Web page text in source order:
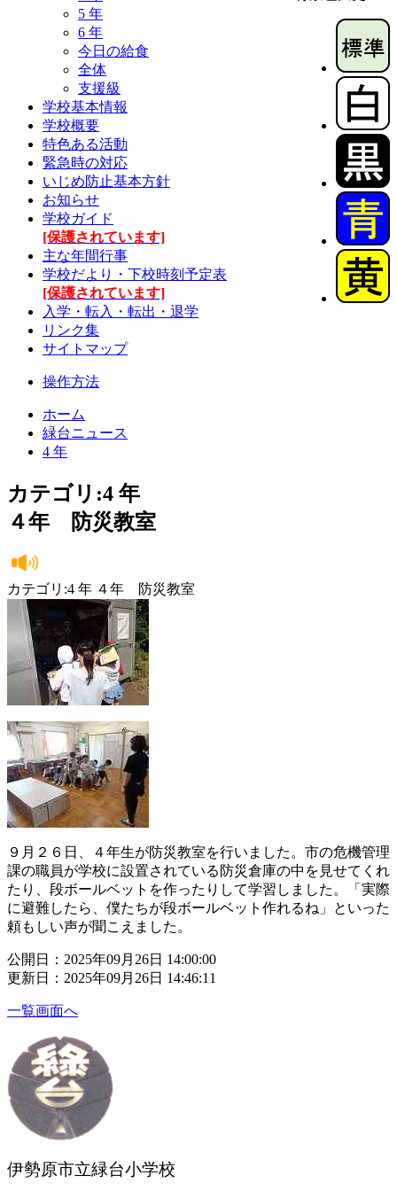
5 年
6 年
今日の給食
全体
支援級
学校基本情報
学校概要
特色ある活動
緊急時の対応
いじめ防止基本方針
お知らせ
学校ガイド
[保護されています]
主な年間行事
学校だより・下校時刻予定表
[保護されています]
入学・転入・転出・退学
リンク集
サイトマップ
操作方法
ホーム
緑台ニュース
4 年
カテゴリ:4 年
４年 防災教室
カテゴリ:4 年 ４年 防災教室
９月２６日、４年生が防災教室を行いました。市の危機管理
課の職員が学校に設置されている防災倉庫の中を見せてくれ
たり、段ボールベットを作ったりして学習しました。「実際
に避難したら、僕たちが段ボールベット作れるね」といった
頼もしい声が聞こえました。
公開日：2025年09月26日 14:00:00
更新日：2025年09月26日 14:46:11
一覧画面へ
伊勢原市立緑台小学校